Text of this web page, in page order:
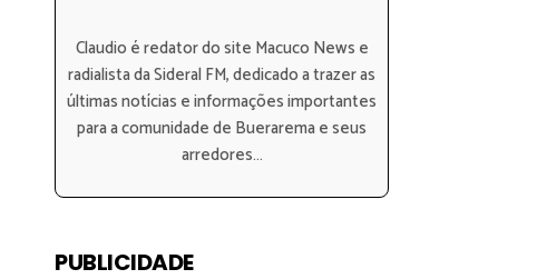
Claudio é redator do site Macuco News e
radialista da Sideral FM, dedicado a trazer as
últimas notícias e informações importantes
para a comunidade de Buerarema e seus
arredores...
PUBLICIDADE